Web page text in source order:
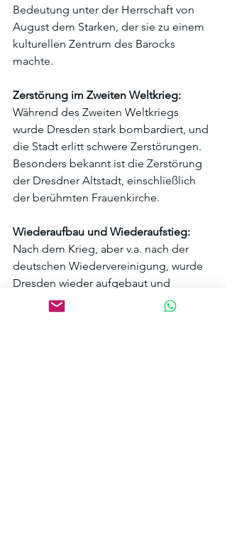
Bedeutung unter der Herrschaft von
August dem Starken, der sie zu einem
kulturellen Zentrum des Barocks
machte.
Zerstörung im Zweiten Weltkrieg:
Während des Zweiten Weltkriegs
wurde Dresden stark bombardiert, und
die Stadt erlitt schwere Zerstörungen.
Besonders bekannt ist die Zerstörung
der Dresdner Altstadt, einschließlich
der berühmten Frauenkirche.
Wiederaufbau und Wiederaufstieg:
Nach dem Krieg, aber v.a. nach der
deutschen Wiedervereinigung, wurde
Dresden wieder aufgebaut und
erstrahlt heute in alter Pracht. Die
Rekonstruktion der Frauenkirche 2005